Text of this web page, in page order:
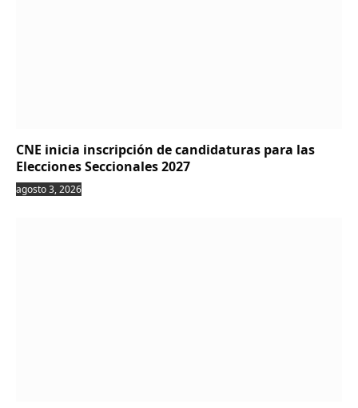
CNE inicia inscripción de candidaturas para las
Elecciones Seccionales 2027
agosto 3, 2026